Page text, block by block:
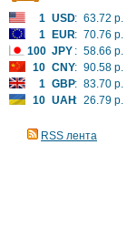
1 USD: 63.72 р.
1
EUR: 70.76 р.
100 JPY : 58.66 р.
10 CNY: 90.58 р.
1 GBP: 83.70 р.
10 UAH: 26.79 р.
RSS лента